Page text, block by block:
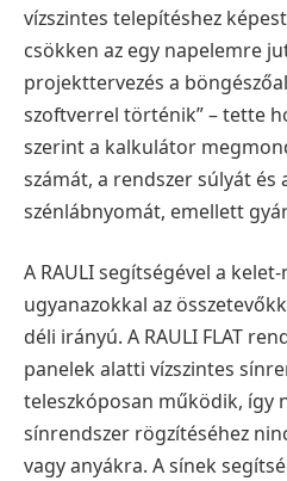
vízszintes telepítéshez
csökken az egy napelemre
projekttervezés a
szoftverrel történik” – tette
szerint a kalkulátor
számát, a rendszer súlyát és
szénlábnyomát, emellett
A RAULI segítségével a
ugyanazokkal az
déli irányú. A RAULI FLAT
panelek alatti vízszintes
teleszkóposan működik, így
sínrendszer rögzítéséhez
vagy anyákra. A sínek